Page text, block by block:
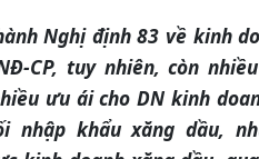
Nghị định 83 về kinh
CP, tuy nhiên, còn
ưu ái cho DN kinh
nhập khẩu xăng dầu,